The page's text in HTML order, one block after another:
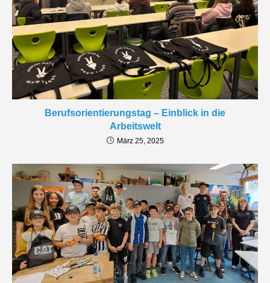
Berufsorientierungstag – Einblick in die
Arbeitswelt
März 25, 2025